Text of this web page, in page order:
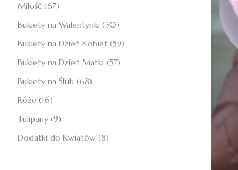
Miłość (67)
Bukiety na Walentynki (50)
Bukiety na Dzień Kobiet (59)
Bukiety na Dzień Matki (57)
Bukiety na Ślub (68)
Róże (16)
Tulipany (9)
Dodatki do Kwiatów (8)